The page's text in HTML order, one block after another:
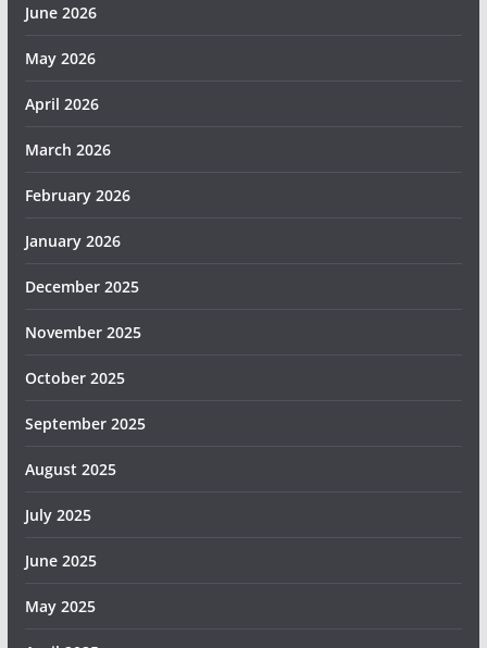
June 2026
May 2026
April 2026
March 2026
February 2026
January 2026
December 2025
November 2025
October 2025
September 2025
August 2025
July 2025
June 2025
May 2025